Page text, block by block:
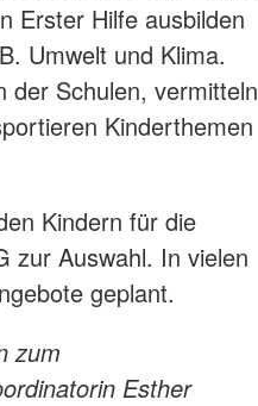
Erster Hilfe ausbilden
Umwelt und Klima.
der Schulen, vermitteln
Kinderthemen
Kindern für die
zur Auswahl. In vielen
geplant.
zum
Esther